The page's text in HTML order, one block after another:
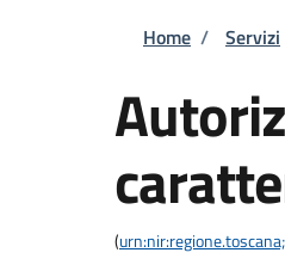
Home / Servizi
(